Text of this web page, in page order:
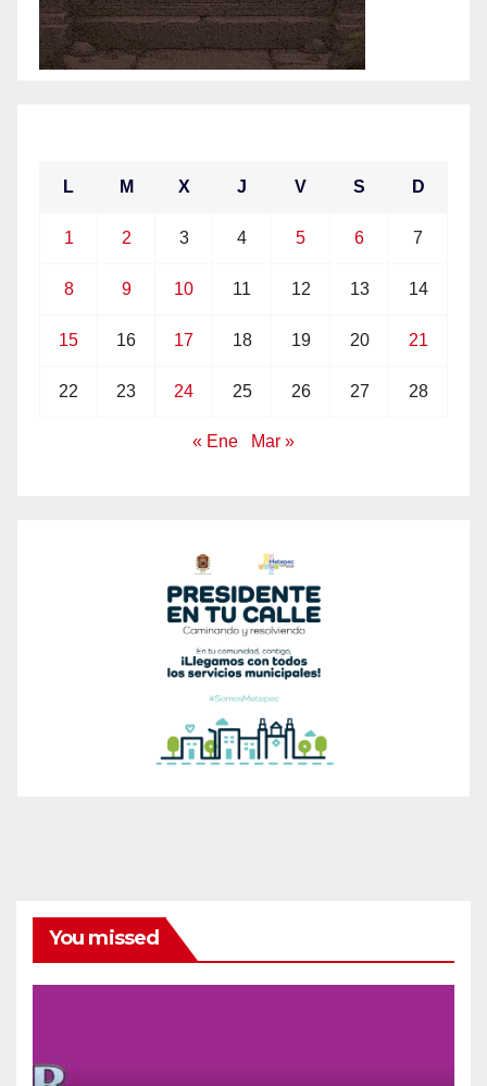
L M X J V S D
1 2 3 4 5 6 7
8 9 10 11 12 13 14
15 16 17 18 19 20 21
22 23 24 25 26 27 28
« Ene Mar »
You missed